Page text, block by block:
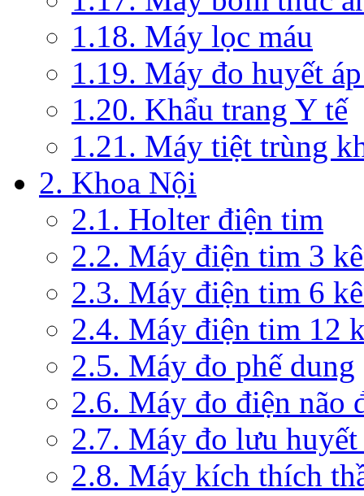
1.18. Máy lọc máu
1.19. Máy đo huyết
1.20. Khẩu trang Y tế
1.21. Máy tiệt trùng
2. Khoa Nội
2.1. Holter điện tim
2.2. Máy điện tim 3
2.3. Máy điện tim 6
2.4. Máy điện tim 12
2.5. Máy đo phế dung
2.6. Máy đo điện não
2.7. Máy đo lưu
2.8. Máy kích thích